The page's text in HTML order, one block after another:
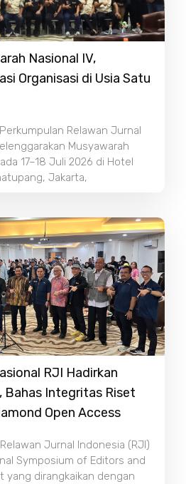
Nasional IV,
Organisasi di Usia Satu
Relawan Jurnal
Musyawarah
17–18 Juli 2026 di Hotel
Jakarta,
RJI Hadirkan
Bahas Integritas Riset
Open Access
Jurnal Indonesia (RJI)
Symposium of Editors and
yang dirangkaikan dengan